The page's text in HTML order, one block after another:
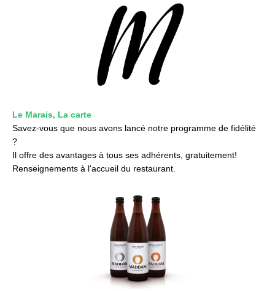
Le Marais, La carte
Savez-vous que nous avons lancé notre programme de fidélité
?
Il offre des avantages à tous ses adhérents, gratuitement!
Renseignements à l'accueil du restaurant.